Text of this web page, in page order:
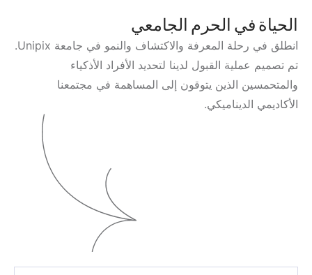
الحياة في الحرم الجامعي
انطلق في رحلة المعرفة والاكتشاف والنمو في جامعة Unipix.
تم تصميم عملية القبول لدينا لتحديد الأفراد الأذكياء
والمتحمسين الذين يتوقون إلى المساهمة في مجتمعنا
الأكاديمي الديناميكي.